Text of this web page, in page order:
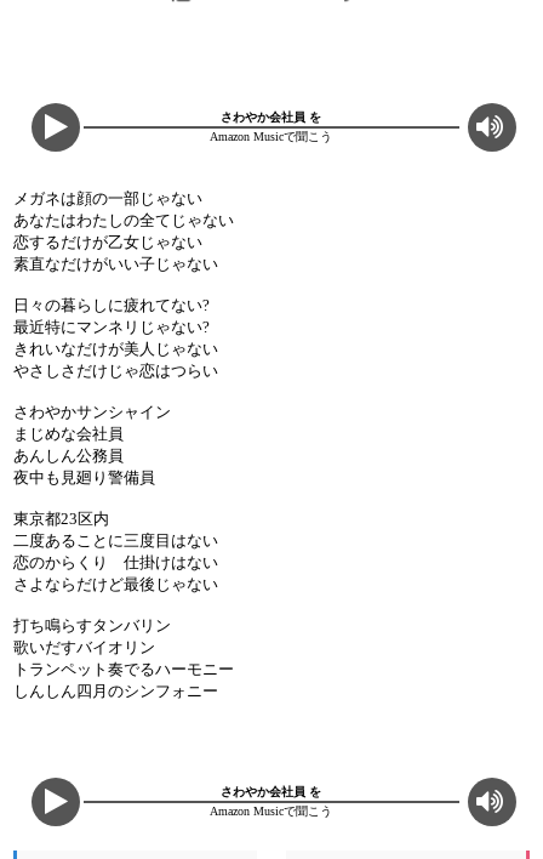
さわやか会社員 を
Amazon Musicで聞こう
メガネは顔の一部じゃない
あなたはわたしの全てじゃない
恋するだけが乙女じゃない
素直なだけがいい子じゃない
日々の暮らしに疲れてない?
最近特にマンネリじゃない?
きれいなだけが美人じゃない
やさしさだけじゃ恋はつらい
さわやかサンシャイン
まじめな会社員
あんしん公務員
夜中も見廻り警備員
東京都23区内
二度あることに三度目はない
恋のからくり 仕掛けはない
さよならだけど最後じゃない
打ち鳴らすタンバリン
歌いだすバイオリン
トランペット奏でるハーモニー
しんしん四月のシンフォニー
さわやか会社員 を
Amazon Musicで聞こう